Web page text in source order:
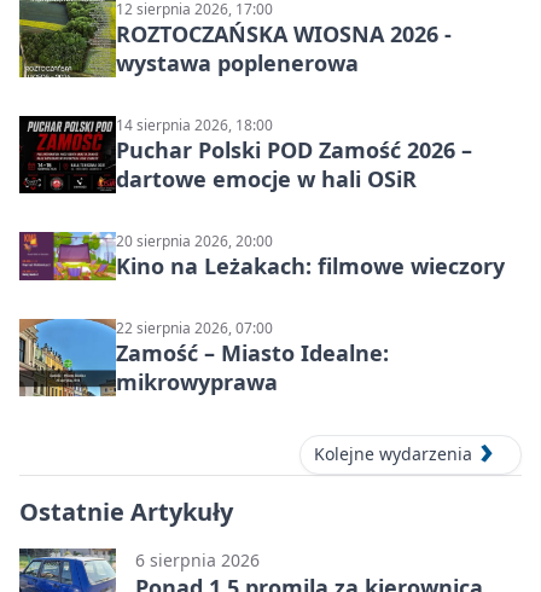
12 sierpnia 2026, 17:00
ROZTOCZAŃSKA WIOSNA 2026 -
wystawa poplenerowa
14 sierpnia 2026, 18:00
Puchar Polski POD Zamość 2026 –
dartowe emocje w hali OSiR
20 sierpnia 2026, 20:00
Kino na Leżakach: filmowe wieczory
22 sierpnia 2026, 07:00
Zamość – Miasto Idealne:
mikrowyprawa
Kolejne wydarzenia
Ostatnie Artykuły
6 sierpnia 2026